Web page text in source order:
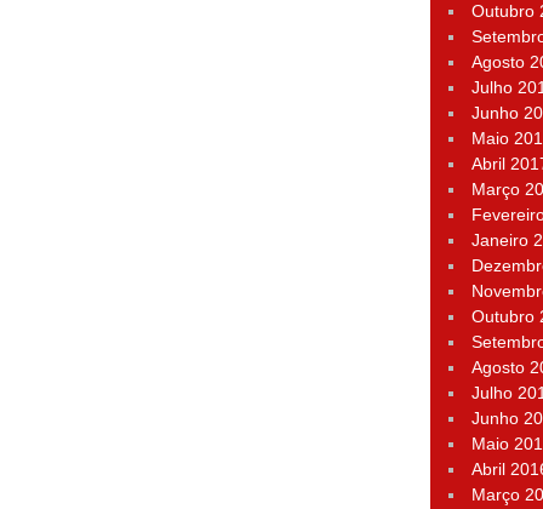
Outubro
Agosto
Julho
Junho
Maio
Abril
Março
Janeiro
Outubro
Agosto
Julho
Junho
Maio
Abril
Março